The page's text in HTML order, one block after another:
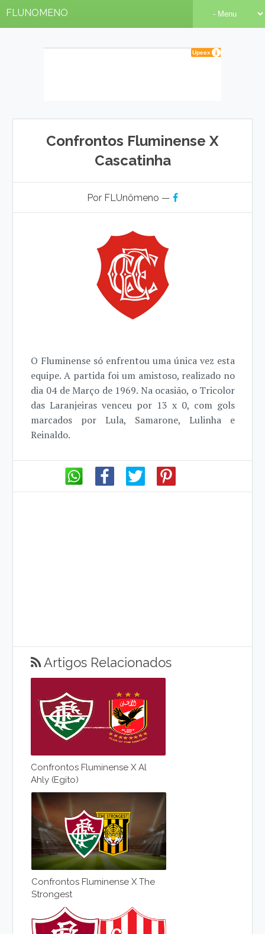
FLUNOMENO
Confrontos Fluminense X
Cascatinha
Por FLUnômeno —
O Fluminense só enfrentou uma única vez esta
equipe. A partida foi um amistoso, realizado no
dia 04 de Março de 1969. Na ocasião, o Tricolor
das Laranjeiras venceu por 13 x 0, com gols
marcados por Lula, Samarone, Lulinha e
Reinaldo.
Artigos Relacionados
Confrontos Fluminense X Al
Ahly (Egito)
Confrontos Fluminense X The
Strongest